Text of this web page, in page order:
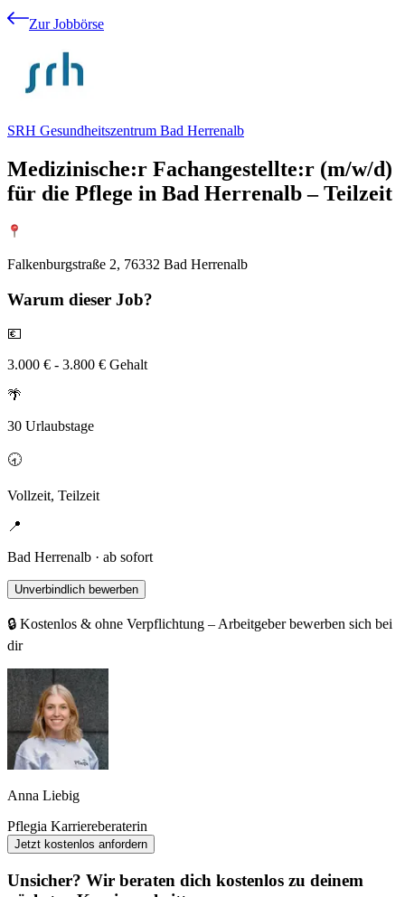
Zur Jobbörse
SRH Gesundheitszentrum Bad Herrenalb
Medizinische:r Fachangestellte:r (m/w/d)
für die Pflege in Bad Herrenalb – Teilzeit
Falkenburgstraße 2, 76332 Bad Herrenalb
Warum dieser Job?
💶
3.000 € - 3.800 € Gehalt
🌴
30 Urlaubstage
🕣
Vollzeit, Teilzeit
📍
Bad Herrenalb · ab sofort
Unverbindlich bewerben
🔒 Kostenlos & ohne Verpflichtung – Arbeitgeber bewerben sich bei
dir
Anna Liebig
Pflegia Karriereberaterin
Jetzt kostenlos anfordern
Unsicher? Wir beraten dich kostenlos zu deinem